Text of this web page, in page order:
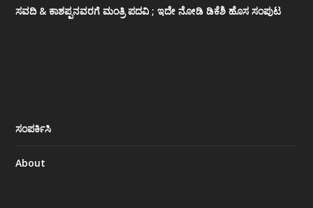
ಸವದಿ & ಕಾಶಪ್ಪನವರಗೆ ಮಂತ್ರಿ ಪದವಿ ; ಇದೇ ನೋಡಿ‌ ಡಿಕೆಶಿ ಹೊಸ ಸಂಪುಟ
ಸಂಪರ್ಕಿಸಿ
About